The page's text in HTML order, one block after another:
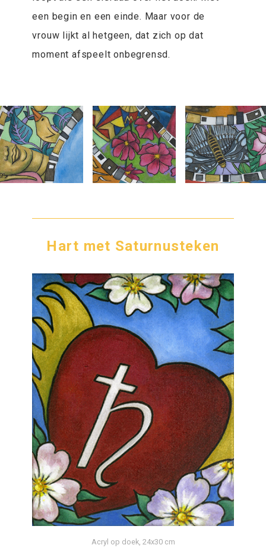
een begin en een einde. Maar voor de
vrouw lijkt al hetgeen, dat zich op dat
moment afspeelt onbegrensd.
Hart met Saturnusteken
Acryl op doek, 24x30 cm